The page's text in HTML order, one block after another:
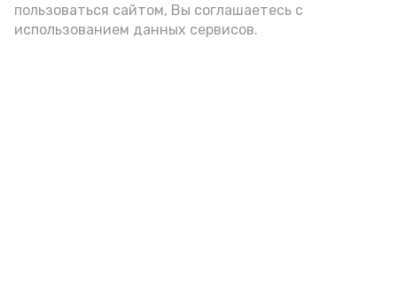
пользоваться сайтом, Вы соглашаетесь с
использованием данных сервисов.